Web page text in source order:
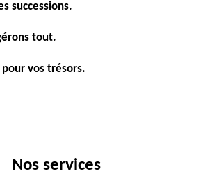
successions.
tout.
vos trésors.
Nos services